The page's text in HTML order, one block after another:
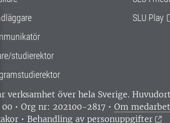
studierektor
SLU Play
verksamhet över hela Sverige.
• Org nr: 202100-2817 • Om
•Behandling av personuppgifter